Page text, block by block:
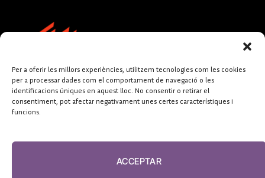
Per a oferir les millors experiències, utilitzem tecnologies com les cookies
per a processar dades com el comportament de navegació o les
identificacions úniques en aquest lloc. No consentir o retirar el
consentiment, pot afectar negativament unes certes característiques i
funcions.
ACCEPTAR
FUNDACIÓ